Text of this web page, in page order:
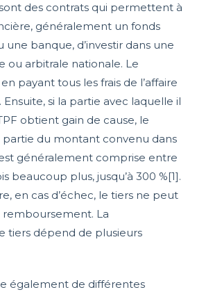
sont des contrats qui permettent à
généralement un fonds
une banque, d’investir dans une
ou arbitrale nationale. Le
payant tous les frais de l’affaire
si la partie avec laquelle il
obtient gain de cause, le
partie du montant convenu dans
généralement comprise entre
beaucoup plus, jusqu’à 300 %[1].
en cas d’échec, le tiers ne peut
La
tiers dépend de plusieurs
également de différentes